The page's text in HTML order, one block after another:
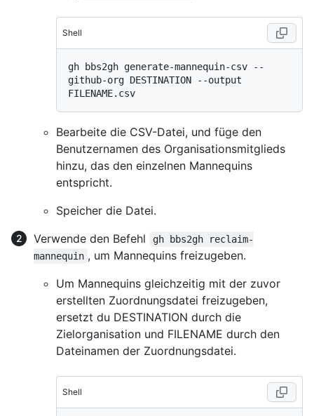
Shell
gh bbs2gh generate-mannequin-csv --
github-org DESTINATION --output
Bearbeite die CSV-Datei, und füge den
Benutzernamen des Organisationsmitglieds
hinzu, das den einzelnen Mannequins
entspricht.
Speicher die Datei.
Verwende den Befehl
gh bbs2gh reclaim-
mannequin , um Mannequins freizugeben.
Um Mannequins gleichzeitig mit der zuvor
erstellten Zuordnungsdatei freizugeben,
ersetzt du DESTINATION durch die
Zielorganisation und FILENAME durch den
Dateinamen der Zuordnungsdatei.
Shell